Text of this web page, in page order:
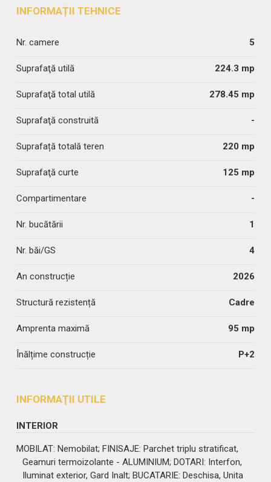
INFORMAȚII TEHNICE
Nr. camere 5
Suprafaţă utilă 224.3 mp
Suprafaţă total utilă 278.45 mp
Suprafaţă construită -
Suprafață totală teren 220 mp
Suprafaţă curte 125 mp
Compartimentare -
Nr. bucătării 1
Nr. băi/GS 4
An construcție 2026
Structură rezistență Cadre
Amprenta maximă 95 mp
Înălțime construcție P+2
INFORMAŢII UTILE
INTERIOR
MOBILAT: Nemobilat; FINISAJE: Parchet triplu stratificat,
Geamuri termoizolante - ALUMINIUM; DOTARI: Interfon,
Iluminat exterior, Gard Inalt; BUCATARIE: Deschisa, Unita